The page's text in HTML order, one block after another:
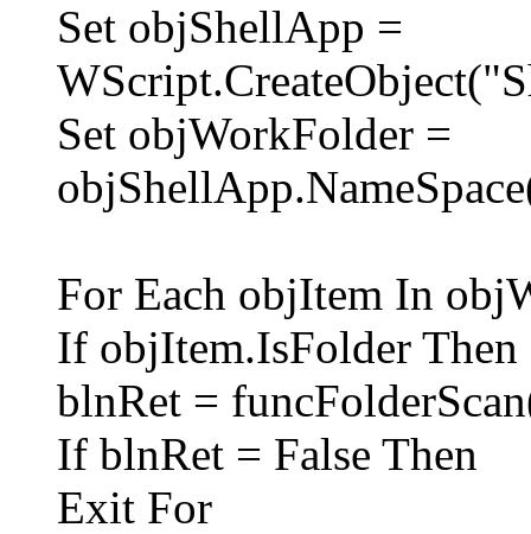
Set objShellApp =
Set objWorkFolder =
For Each objItem In
If objItem.IsFolder Then
blnRet =
If blnRet = False Then
Exit For